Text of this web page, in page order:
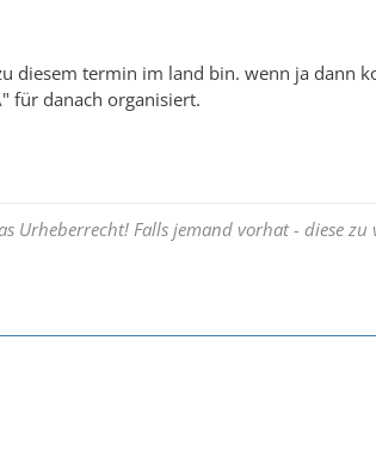
diesem termin im land bin. wenn ja dann
für danach organisiert.
Urheberrecht! Falls jemand vorhat - diese